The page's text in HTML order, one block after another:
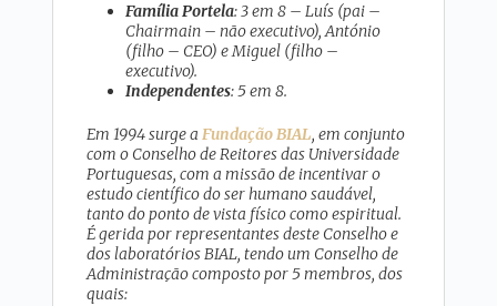
Família Portela: 3 em 8 – Luís (pai –
Chairmain – não executivo), António
(filho – CEO) e Miguel (filho –
executivo).
Independentes: 5 em 8.
Em 1994 surge a Fundação BIAL, em conjunto
com o Conselho de Reitores das Universidade
Portuguesas, com a missão de incentivar o
estudo científico do ser humano saudável,
tanto do ponto de vista físico como espiritual.
É gerida por representantes deste Conselho e
dos laboratórios BIAL, tendo um Conselho de
Administração composto por 5 membros, dos
quais: